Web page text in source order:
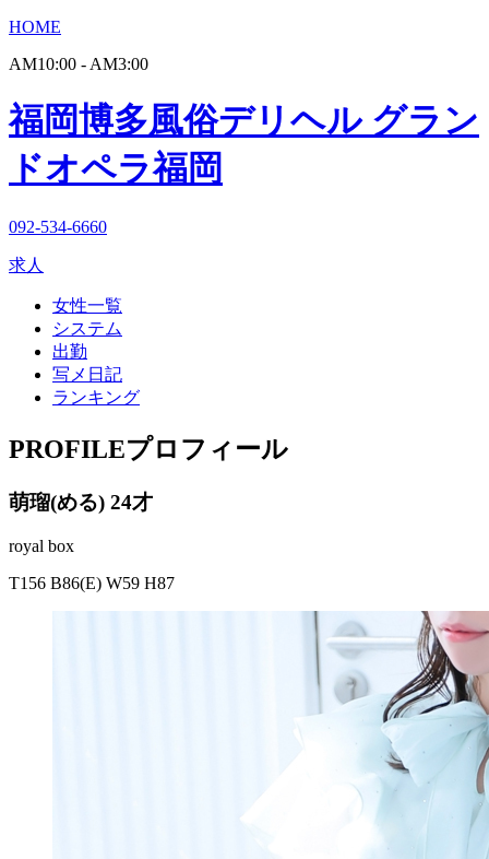
HOME
AM10:00 - AM3:00
福岡博多風俗デリヘル グラン
ドオペラ福岡
092-534-6660
求人
女性一覧
システム
出勤
写メ日記
ランキング
PROFILEプロフィール
萌瑠(める) 24才
royal box
T156 B86(E) W59 H87